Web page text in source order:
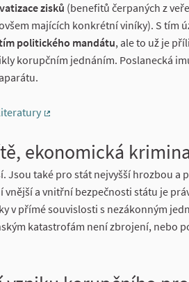
zisků (benefitů čerpaných z
majících konkrétní viníky). S tím
politického mandátu, ale to už je
korupčním jednáním. Poslanecká
ekonomická
Jsou také pro stát nejvyšší hrozbou a
a vnitřní bezpečnosti státu je
v přímé souvislosti s nezákonným
katastrofám není zbrojení, nebo